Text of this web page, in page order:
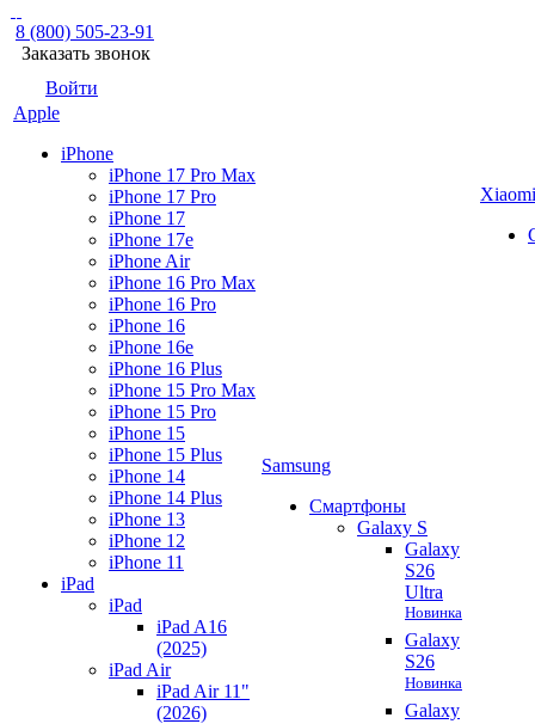
8 (800) 505-23-91
Заказать звонок
Войти
Apple
iPhone
iPhone 17 Pro Max
iPhone 17 Pro
iPhone 17
iPhone 17e
iPhone Air
iPhone 16 Pro Max
iPhone 16 Pro
iPhone 16
iPhone 16e
iPhone 16 Plus
iPhone 15 Pro Max
iPhone 15 Pro
iPhone 15
iPhone 15 Plus
iPhone 14
iPhone 14 Plus
iPhone 13
iPhone 12
iPhone 11
iPad
iPad
iPad A16
(2025)
iPad Air
iPad Air 11"
(2026)
Samsung
Смартфоны
Galaxy S
Galaxy
S26
Ultra
Новинка
Galaxy
S26
Новинка
Galaxy
Xiaomi